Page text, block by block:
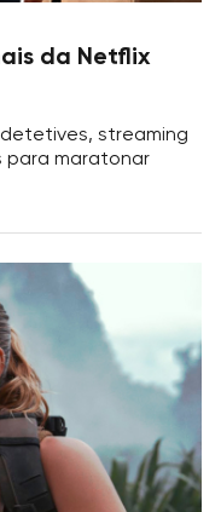
da Netflix
streaming
para maratonar